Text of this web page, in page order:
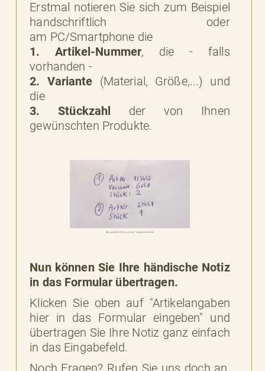
Erstmal notieren Sie sich zum Beispiel
handschriftlich oder
am PC/Smartphone die
1. Artikel-Nummer, die - falls
vorhanden -
2. Variante (Material, Größe,...) und
die
3. Stückzahl der von Ihnen
gewünschten Produkte.
Beispielhafte Wunsch-Liste, handgeschrieben
Nun können Sie Ihre händische Notiz
in das Formular übertragen.
Klicken Sie oben auf "Artikelangaben
hier in das Formular eingeben" und
übertragen Sie Ihre Notiz ganz einfach
in das Eingabefeld.